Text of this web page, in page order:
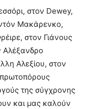
στον Dewey,
Μακάρενκο,
στον Γιάνους
Αλέξανδρο
Αλεξίου, στον
της σύγχρονης
και μας καλούν